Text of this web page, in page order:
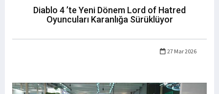
Diablo 4 ’te Yeni Dönem Lord of Hatred
Oyuncuları Karanlığa Sürüklüyor
27 Mar 2026